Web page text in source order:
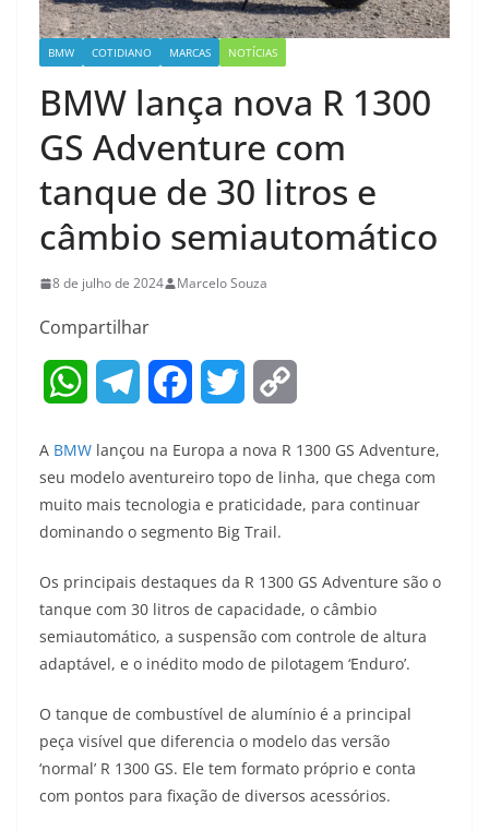
BMW COTIDIANO MARCAS NOTÍCIAS
BMW lança nova R 1300
GS Adventure com
tanque de 30 litros e
câmbio semiautomático
8 de julho de 2024 Marcelo Souza
Compartilhar
W
a
t
p
l
e
r
a
c
e
o
o
i
t
r
p
y
n
A BMW lançou na Europa a nova R 1300 GS Adventure,
seu modelo aventureiro topo de linha, que chega com
muito mais tecnologia e praticidade, para continuar
dominando o segmento Big Trail.
Os principais destaques da R 1300 GS Adventure são o
tanque com 30 litros de capacidade, o câmbio
semiautomático, a suspensão com controle de altura
adaptável, e o inédito modo de pilotagem ‘Enduro’.
O tanque de combustível de alumínio é a principal
peça visível que diferencia o modelo das versão
‘normal’ R 1300 GS. Ele tem formato próprio e conta
com pontos para fixação de diversos acessórios.